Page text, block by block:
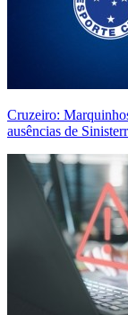
Cruzeiro:
ausências de